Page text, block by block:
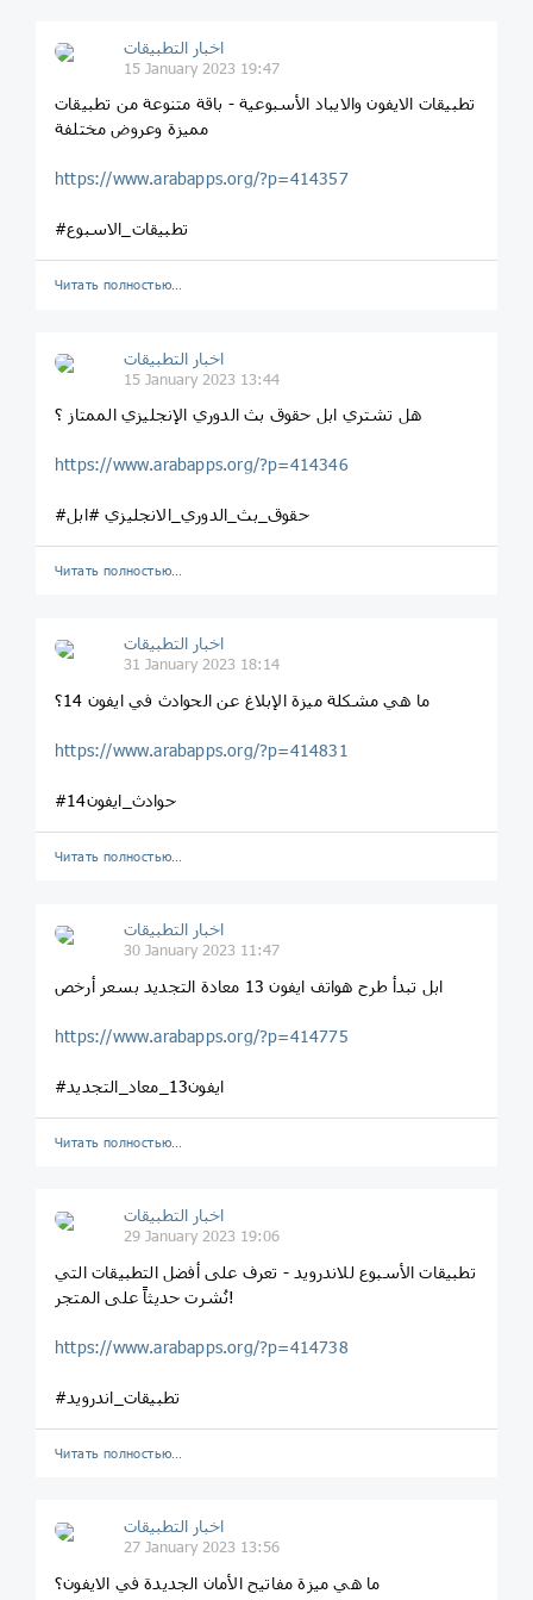
اخبار التطبيقات
15 January 2023 19:47
تطبيقات الايفون والايباد الأسبوعية - باقة متنوعة من تطبيقات
مميزة وعروض مختلفة
https://www.arabapps.org/?p=414357
#تطبيقات_الاسبوع
Читать полностью…
اخبار التطبيقات
15 January 2023 13:44
هل تشتري ابل حقوق بث الدوري الإنجليزي الممتاز ؟
https://www.arabapps.org/?p=414346
#حقوق_بث_الدوري_الانجليزي #ابل
Читать полностью…
اخبار التطبيقات
31 January 2023 18:14
ما هي مشكلة ميزة الإبلاغ عن الحوادث في ايفون 14؟
https://www.arabapps.org/?p=414831
#حوادث_ايفون14
Читать полностью…
اخبار التطبيقات
30 January 2023 11:47
ابل تبدأ طرح هواتف ايفون 13 معادة التجديد بسعر أرخص
https://www.arabapps.org/?p=414775
#ايفون13_معاد_التجديد
Читать полностью…
اخبار التطبيقات
29 January 2023 19:06
تطبيقات الأسبوع للاندرويد - تعرف على أفضل التطبيقات التي
نُشرت حديثاً على المتجر!
https://www.arabapps.org/?p=414738
#تطبيقات_اندرويد
Читать полностью…
اخبار التطبيقات
27 January 2023 13:56
ما هي ميزة مفاتيح الأمان الجديدة في الايفون؟